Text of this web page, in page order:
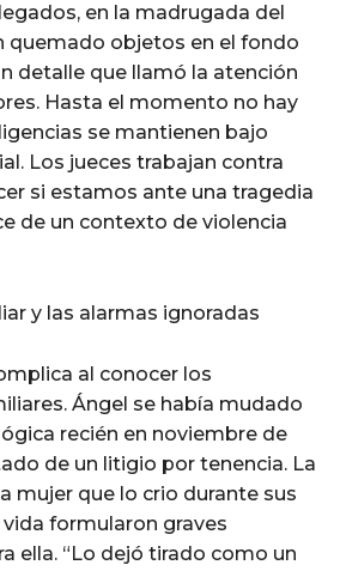
en la madrugada del
quemado objetos en el fondo
detalle que llamó la atención
Hasta el momento no hay
se mantienen bajo
Los jueces trabajan contra
si estamos ante una tragedia
de un contexto de violencia
y las alarmas ignoradas
al conocer los
Ángel se había mudado
recién en noviembre de
de un litigio por tenencia. La
mujer que lo crio durante sus
formularon graves
ella. “Lo dejó tirado como un